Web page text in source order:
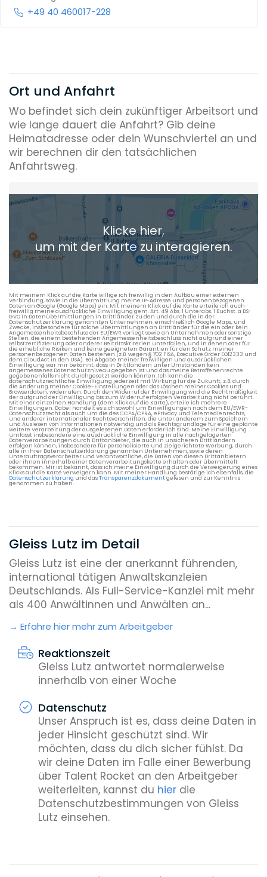
+49 40 460017-228
Ort und Anfahrt
Wo befindet sich dein zukünftiger Arbeitsort und
wie lange dauert die Anfahrt? Gib deine
Heimatadresse oder dein Wunschviertel an und
wir berechnen dir den tatsächlichen
Anfahrtsweg.
Heimatadresse oder Wunschort
+ Aktuellen Standort hinzufügen
Die berechneten Anreisezeiten basieren auf den
Verkehrsdaten eines typischen Dienstag morgens um 8:30.
Klicke hier,
um mit der Karte zu interagieren.
Mit meinem Klick auf die Karte willige ich freiwillig in den Aufbau einer externen
Verbindung, sowie in die Übermittlung meine IP-Adresse und personenbezogenen
Daten an Google (Google Maps) ein. Mit meinem Klick auf die Karte erteile ich auch
freiwillig meine ausdrückliche Einwilligung gem. Art. 49 Abs. 1 Unterabs. 1 Buchst. a DS-
GVO in Datenübermittlungen in Drittländer zu den und durch die in der
Datenschutzerklärung genannten Unternehmen, einschließlich Google Maps, und
Zwecke, insbesondere für solche Übermittlungen an Drittländer für die ein oder kein
Angemessenheitsbeschluss der EU/EWR vorliegt sowie an Unternehmen oder sonstige
Stellen, die einem bestehenden Angemessenheitsbeschluss nicht aufgrund einer
Selbstzertifizierung oder anderer Beitrittskriterien unterfallen, und in denen oder für
die erhebliche Risiken und keine geeigneten Garantien für den Schutz meiner
personenbezogenen Daten bestehen (z.B. wegen § 702 FISA, Executive Order EO12333 und
dem CloudAct in den USA). Bei Abgabe meiner freiwilligen und ausdrücklichen
Einwilligung war mir bekannt, dass in Drittländern unter Umständen kein
angemessenes Datenschutzniveau gegeben ist und das meine Betroffenenrechte
gegebenenfalls nicht durchgesetzt werden können. Ich kann die
datenschutzrechtliche Einwilligung jederzeit mit Wirkung für die Zukunft, z.B. durch
die Änderung meiner Cookie-Einstellungen oder das Löschen meiner Cookies und
Browserdaten, widerrufen. Durch den Widerruf der Einwilligung wird die Rechtmäßigkeit
der aufgrund der Einwilligung bis zum Widerruf erfolgten Verarbeitung nicht berührt.
Mit einer einzelnen Handlung (dem Klick auf die Karte), erteile ich mehrere
Einwilligungen. Dabei handelt es sich sowohl um Einwilligungen nach dem EU/EWR-
Datenschutzrecht als auch um die des CCPA/CPRA, ePrivacy und Telemedienrechts,
und anderer internationaler Rechtsvorschriften, die unter anderem zum Speichern
und Auslesen von Informationen notwendig und als Rechtsgrundlage für eine geplante
weitere Verarbeitung der ausgelesenen Daten erforderlich sind. Meine Einwilligung
umfasst insbesondere eine ausdrückliche Einwilligung in alle nachgelagerten
Datenverarbeitungen durch Drittanbieter, die auch in unsicheren Drittländern
erfolgen können, insbesondere für personalisierte und zielgerichtete Werbung, durch
alle in ihrer Datenschutzerklärung genannten Unternehmen, sowie deren
Unterauftragsverarbeiter und Verantwortliche, die Daten von diesen Drittanbietern
oder ihnen innerhalb einer Datenverarbeitungskette erhalten oder übermittelt
bekommen. Mir ist bekannt, dass ich meine Einwilligung durch die Verweigerung eines
Klicks auf die Karte verweigern kann. Mit meiner Handlung bestätige ich ebenfalls, die
Datenschutzerklärung und dasTransparenzdokumentgelesen und zur Kenntnis
genommen zu haben.
Gleiss Lutz im Detail
Gleiss Lutz ist eine der anerkannt führenden,
international tätigen Anwaltskanzleien
Deutschlands. Als Full-Service-Kanzlei mit mehr
als 400 Anwältinnen und Anwälten an...
Erfahre hier mehr zum Arbeitgeber
Reaktionszeit
Gleiss Lutz antwortet normalerweise
innerhalb von einer Woche
Datenschutz
Unser Anspruch ist es, dass deine Daten in
jeder Hinsicht geschützt sind. Wir
möchten, dass du dich sicher fühlst. Da
wir deine Daten im Falle einer Bewerbung
über Talent Rocket an den Arbeitgeber
weiterleiten, kannst du hierdie
Datenschutzbestimmungen von Gleiss
Lutz einsehen.